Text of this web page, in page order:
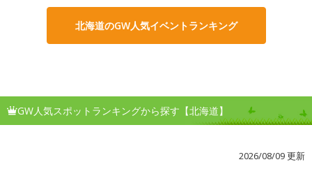
北海道のGW人気イベントランキング
GW人気スポットランキングから探す【北海道】
2026/08/09 更新